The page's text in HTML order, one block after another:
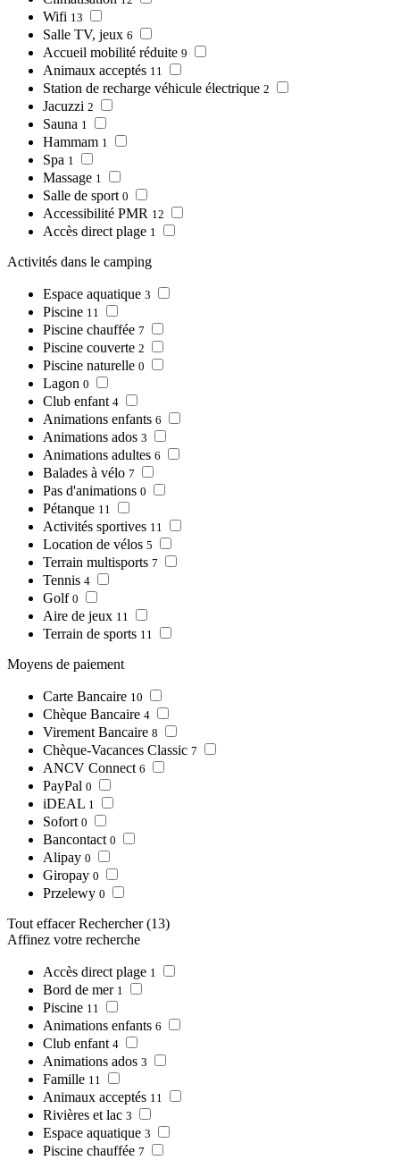
Wifi 13
Salle TV, jeux 6
Accueil mobilité réduite 9
Animaux acceptés 11
Station de recharge véhicule électrique 2
Jacuzzi 2
Sauna 1
Hammam 1
Spa 1
Massage 1
Salle de sport 0
Accessibilité PMR 12
Accès direct plage 1
Activités dans le camping
Espace aquatique 3
Piscine 11
Piscine chauffée 7
Piscine couverte 2
Piscine naturelle 0
Lagon 0
Club enfant 4
Animations enfants 6
Animations ados 3
Animations adultes 6
Balades à vélo 7
Pas d'animations 0
Pétanque 11
Activités sportives 11
Location de vélos 5
Terrain multisports 7
Tennis 4
Golf 0
Aire de jeux 11
Terrain de sports 11
Moyens de paiement
Carte Bancaire 10
Chèque Bancaire 4
Virement Bancaire 8
Chèque-Vacances Classic 7
ANCV Connect 6
PayPal 0
iDEAL 1
Sofort 0
Bancontact 0
Alipay 0
Giropay 0
Przelewy 0
Tout effacer Rechercher(13)
Affinez votre recherche
Accès direct plage 1
Bord de mer 1
Piscine 11
Animations enfants 6
Club enfant 4
Animations ados 3
Famille 11
Animaux acceptés 11
Rivières et lac 3
Espace aquatique 3
Piscine chauffée 7